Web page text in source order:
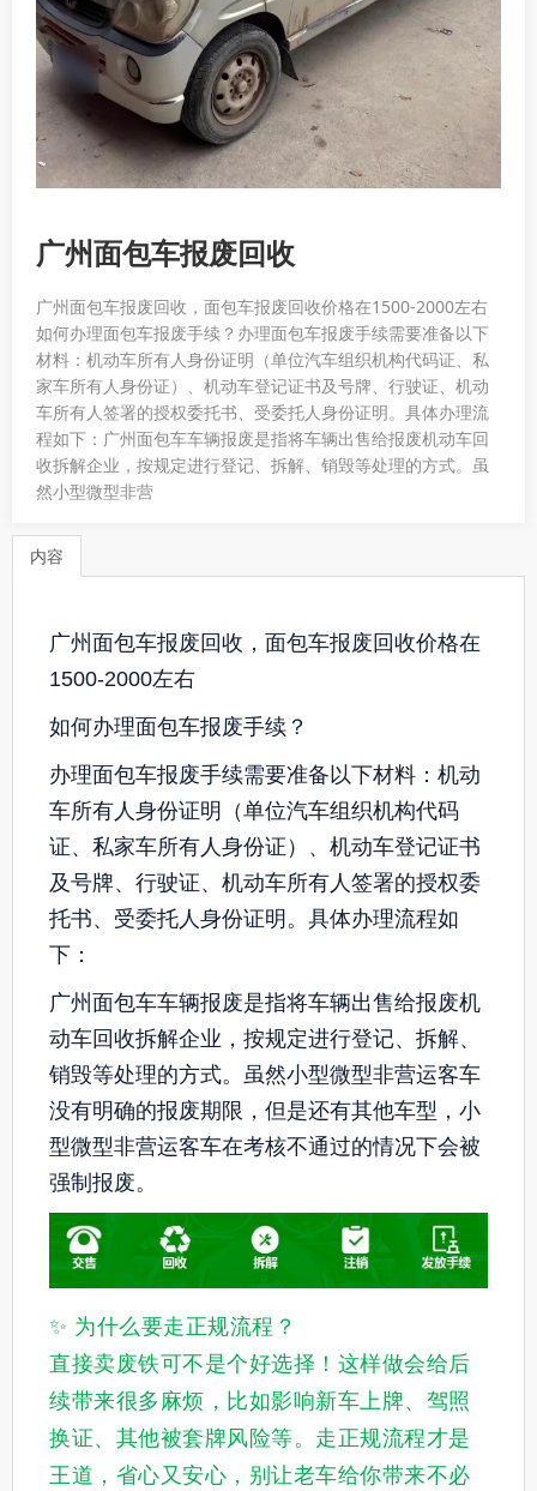
广州面包车报废回收
广州面包车报废回收，面包车报废回收价格在1500-2000左右
如何办理面包车报废手续？办理面包车报废手续需要准备以下
材料：机动车所有人身份证明（单位汽车组织机构代码证、私
家车所有人身份证）、机动车登记证书及号牌、行驶证、机动
车所有人签署的授权委托书、受委托人身份证明。具体办理流
程如下：广州面包车车辆报废是指将车辆出售给报废机动车回
收拆解企业，按规定进行登记、拆解、销毁等处理的方式。虽
然小型微型非营
内容
广州面包车报废回收，面包车报废回收价格在
1500-2000左右
如何办理面包车报废手续？
办理面包车报废手续需要准备以下材料：机动
车所有人身份证明（单位汽车组织机构代码
证、私家车所有人身份证）、机动车登记证书
及号牌、行驶证、机动车所有人签署的授权委
托书、受委托人身份证明。具体办理流程如
下：
广州面包车车辆报废是指将车辆出售给报废机
动车回收拆解企业，按规定进行登记、拆解、
销毁等处理的方式。虽然小型微型非营运客车
没有明确的报废期限，但是还有其他车型，小
型微型非营运客车在考核不通过的情况下会被
强制报废。
✨ 为什么要走正规流程？
直接卖废铁可不是个好选择！这样做会给后
续带来很多麻烦， 比如影响新车上牌、驾照
换证、其他被套牌风险等。走正规流程才是
王道，省心又安心，别让老车给你带来不必